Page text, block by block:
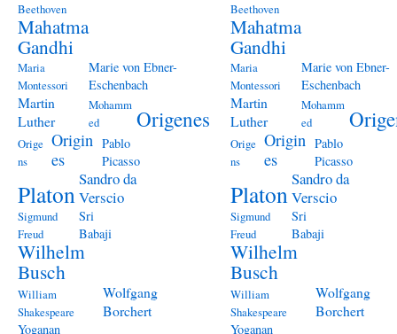
Beethoven
Mahatma
Gandhi
Maria
Montessori
Marie von Ebner-
Eschenbach
Martin
Luther
Mohamm
ed
Origenes
Orige
ns
Origin
es
Pablo
Picasso
Platon
Sandro da
Verscio
Sigmund
Freud
Sri
Babaji
Wilhelm
Busch
William
Shakespeare
Wolfgang
Borchert
Yoganan
Beethoven
Mahatma
Gandhi
Maria
Montessori
Marie von Ebner-
Eschenbach
Martin
Luther
Mohamm
ed
Orige
ns
Origin
es
Pablo
Picasso
Platon
Sandro da
Verscio
Sigmund
Freud
Sri
Babaji
Wilhelm
Busch
William
Shakespeare
Wolfgang
Borchert
Yoganan